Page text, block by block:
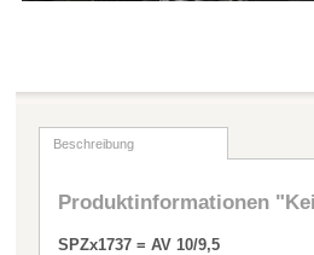
Beschreibung
Produktinformationen
SPZx1737 = AV 10/9,5